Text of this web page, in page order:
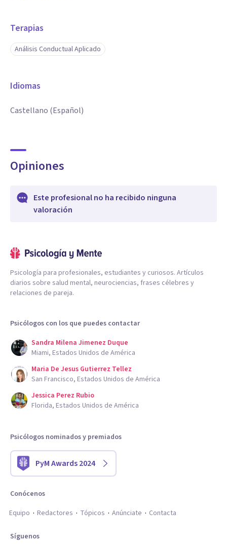
Terapias
Análisis Conductual Aplicado
Idiomas
Castellano (Español)
Opiniones
Este profesional no ha recibido ninguna
valoración
Psicología para profesionales, estudiantes y curiosos. Artículos
diarios sobre salud mental, neurociencias, frases célebres y
relaciones de pareja.
Psicólogos con los que puedes contactar
Sandra Milena Jimenez Duque
Miami, Estados Unidos de América
Maria De Jesus Gutierrez Tellez
San Francisco, Estados Unidos de América
Jessica Perez Rubio
Florida, Estados Unidos de América
Psicólogos nominados y premiados
PyM Awards 2024
Conócenos
Equipo
Redactores Tópicos Anúnciate Contacta
Síguenos